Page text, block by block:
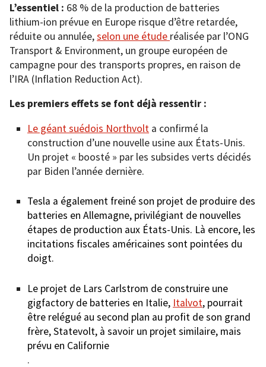
L’essentiel : 68 % de la production de batteries
lithium-ion prévue en Europe risque d’être retardée,
réduite ou annulée,selon une étude réalisée par l’ONG
Transport & Environment, un groupe européen de
campagne pour des transports propres, en raison de
l’IRA (Inflation Reduction Act).
Les premiers effets se font déjà ressentir :
Le géant suédois Northvolt a confirmé la
construction d’une nouvelle usine aux États-Unis.
Un projet « boosté » par les subsides verts décidés
par Biden l’année dernière.
Tesla a également freiné son projet de produire des
batteries en Allemagne, privilégiant de nouvelles
étapes de production aux États-Unis. Là encore, les
incitations fiscales américaines sont pointées du
doigt.
Le projet de Lars Carlstrom de construire une
gigfactory de batteries en Italie, Italvot, pourrait
être relégué au second plan au profit de son grand
frère, Statevolt, à savoir un projet similaire, mais
prévu en Californie
.